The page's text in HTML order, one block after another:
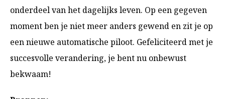
onderdeel van het dagelijks leven. Op een gegeven
moment ben je niet meer anders gewend en zit je op
een nieuwe automatische piloot. Gefeliciteerd met je
succesvolle verandering, je bent nu onbewust
bekwaam!